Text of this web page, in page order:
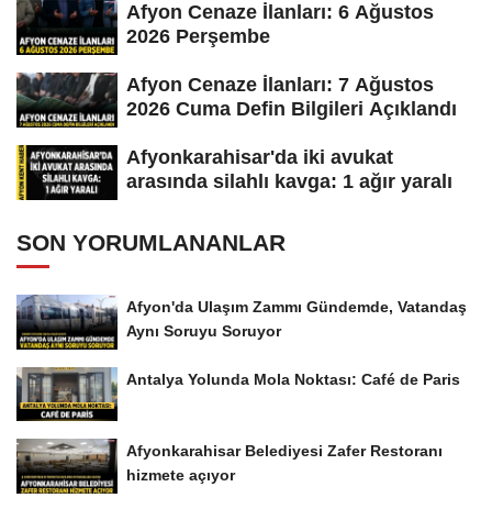
Afyon Cenaze İlanları: 6 Ağustos
2026 Perşembe
Afyon Cenaze İlanları: 7 Ağustos
2026 Cuma Defin Bilgileri Açıklandı
Afyonkarahisar'da iki avukat
arasında silahlı kavga: 1 ağır yaralı
SON YORUMLANANLAR
Afyon'da Ulaşım Zammı Gündemde, Vatandaş
Aynı Soruyu Soruyor
Antalya Yolunda Mola Noktası: Café de Paris
Afyonkarahisar Belediyesi Zafer Restoranı
hizmete açıyor